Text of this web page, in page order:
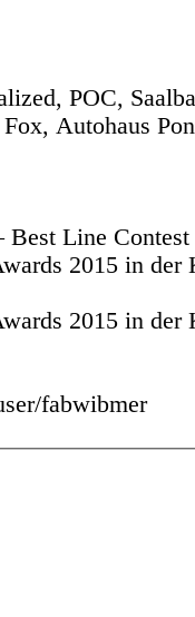
POC,
Autohaus
Best Line Contest
2015 in der
2015 in der
fabwibmer